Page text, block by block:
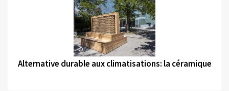
©
Alternative durable aux climatisations: la céramique